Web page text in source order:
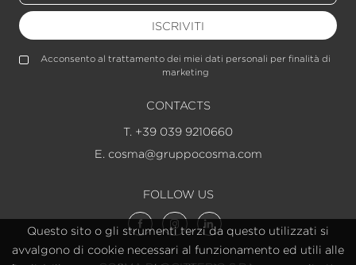
Questo sito o gli strumenti terzi da questo utilizzati si
avvalgono di cookie necessari al funzionamento ed utili alle
ISCRIVITI
Acconsento al trattamento dei miei dati personali per finalità di
marketing
CONTACTS
T. +39 039 9210660
E. cosma@gruppocosma.com
FOLLOW US